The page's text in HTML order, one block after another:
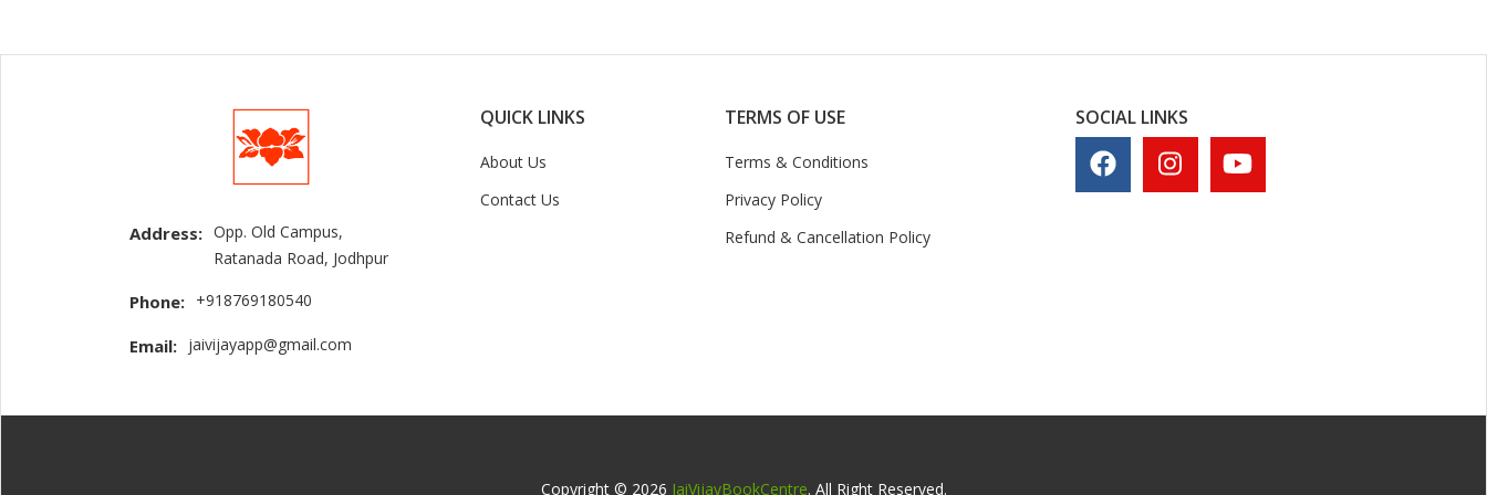
Address: Opp. Old Campus,
Ratanada Road, Jodhpur
Phone: +918769180540
Email: jaivijayapp@gmail.com
QUICK LINKS
About Us
Contact Us
TERMS OF USE
Terms & Conditions
Privacy Policy
Refund & Cancellation Policy
SOCIAL LINKS
Copyright © 2026 JaiVijayBookCentre. All Right Reserved.